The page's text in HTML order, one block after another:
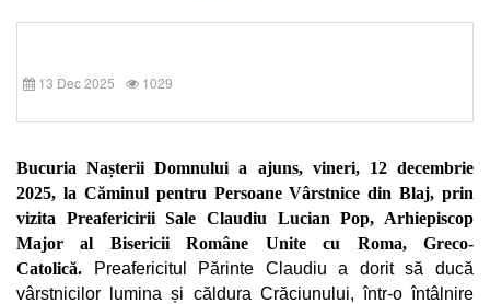
13 Dec 2025 1029
Bucuria Nașterii Domnului a ajuns, vineri, 12 decembrie
2025, la Căminul pentru Persoane Vârstnice din Blaj, prin
vizita Preafericirii Sale Claudiu Lucian Pop, Arhiepiscop
Major al Bisericii Române Unite cu Roma, Greco-
Catolică.
Preafericitul Părinte Claudiu a dorit să ducă
vârstnicilor lumina și căldura Crăciunului, într-o întâlnire